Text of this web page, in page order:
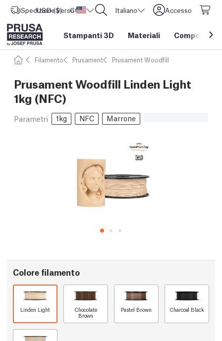
Spedizione verso Stati Uniti d'America
USD ($) CORE One L: Ora disponibile! Italiano Accesso
Stampanti 3D Materiali Componenti
Filamento Prusament Prusament Woodfill
Prusament Woodfill Linden Light
1kg (NFC)
Parametri 1kg NFC Marrone
Colore filamento
Linden Light
Chocolate
Brown
Pastel Brown Charcoal Black